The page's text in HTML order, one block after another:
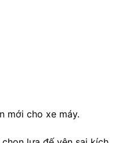
mới cho xe máy.